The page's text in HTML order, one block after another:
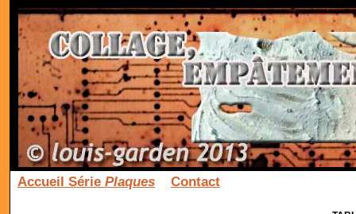
Accueil SériePlaques Contact